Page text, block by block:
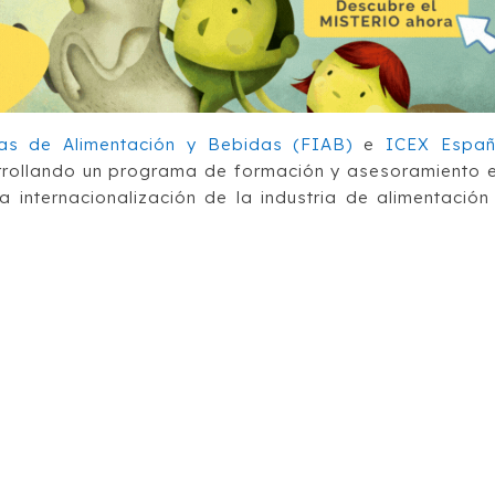
de Alimentación y Bebidas (FIAB) e ICEX
un programa de formación y asesoramiento
internacionalización de la industria de